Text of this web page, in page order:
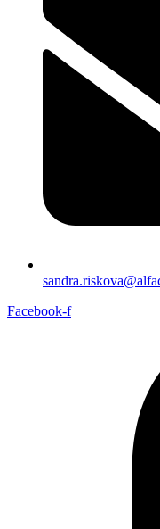
Facebook-f